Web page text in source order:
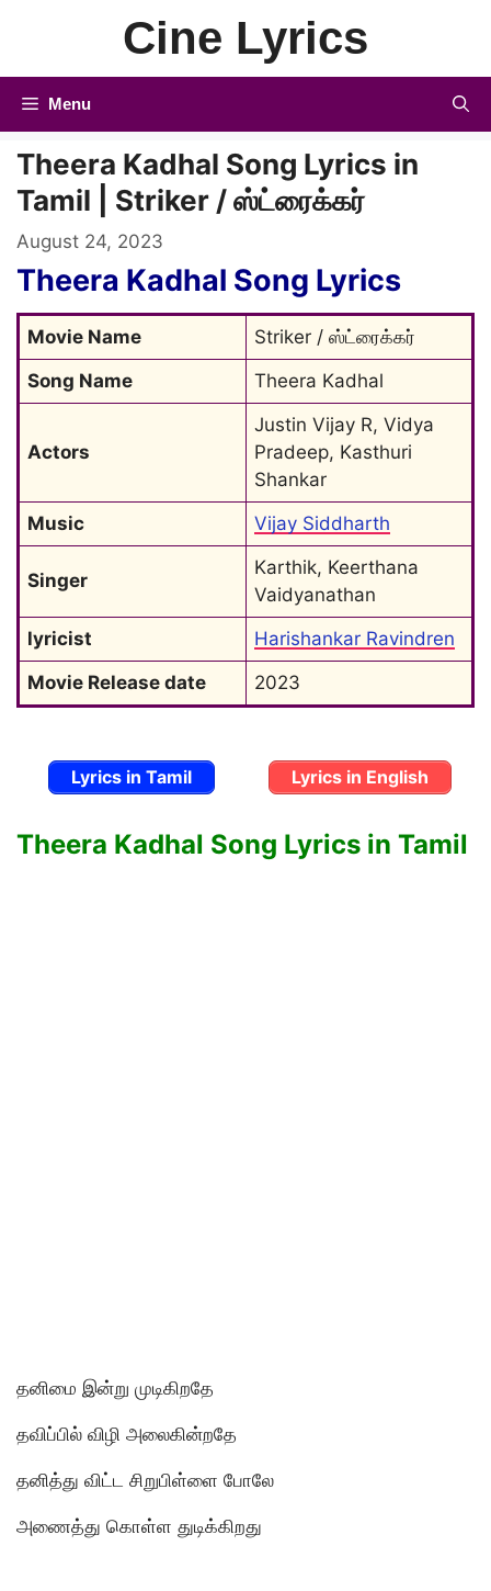
Cine Lyrics
Menu
Theera Kadhal Song Lyrics in
Tamil | Striker / ஸ்ட்ரைக்கர்
August 24, 2023
Theera Kadhal Song Lyrics
Movie Name
Striker / ஸ்ட்ரைக்கர்
Song Name
Theera Kadhal
Actors
Justin Vijay R, Vidya
Pradeep, Kasthuri
Shankar
Music
Vijay Siddharth
Singer
Karthik, Keerthana
Vaidyanathan
lyricist
Harishankar Ravindren
Movie Release date
2023
Lyrics in Tamil Lyrics in English
Theera Kadhal Song Lyrics in Tamil
தனிமை இன்று முடிகிறதே
தவிப்பில் விழி அலைகின்றதே
தனித்து விட்ட சிறுபிள்ளை போலே
அணைத்து கொள்ள துடிக்கிறது